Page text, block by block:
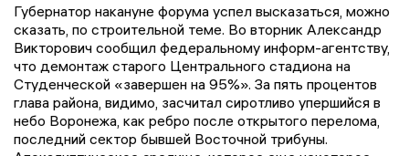
Губернатор накануне форума успел высказаться, можно
сказать, по строительной теме. Во вторник Александр
Викторович сообщил федеральному информ-агентству,
что демонтаж старого Центрального стадиона на
Студенческой «завершен на 95%». За пять процентов
глава района, видимо, засчитал сиротливо упершийся в
небо Воронежа, как ребро после открытого перелома,
последний сектор бывшей Восточной трибуны.